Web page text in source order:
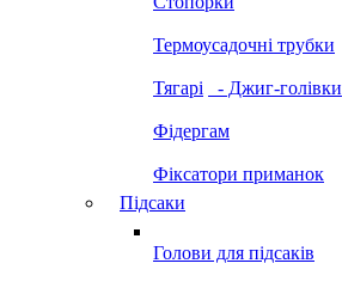
Термоусадочні трубки
Тягарі - Джиг-голівки
Фідергам
Фіксатори приманок
Підсаки
Голови для підсаків